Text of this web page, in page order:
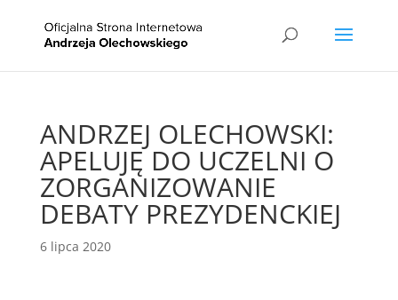
ANDRZEJ OLECHOWSKI:
APELUJĘ DO UCZELNI O
ZORGANIZOWANIE
DEBATY PREZYDENCKIEJ
6 lipca 2020